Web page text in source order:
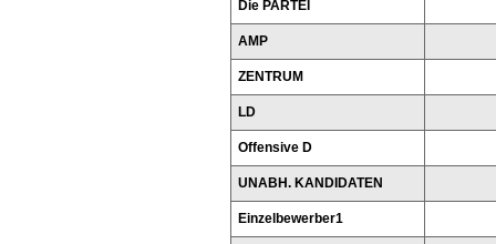
Die PARTEI
AMP
ZENTRUM
LD
Offensive D
UNABH. KANDIDATEN
Einzelbewerber1